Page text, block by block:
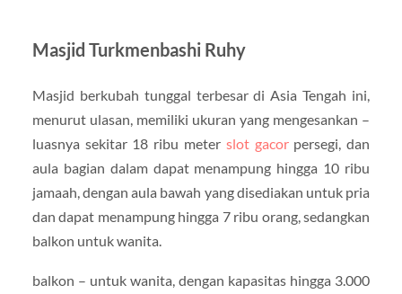
Masjid Turkmenbashi Ruhy
Masjid berkubah tunggal terbesar di Asia Tengah ini,
menurut ulasan, memiliki ukuran yang mengesankan –
luasnya sekitar 18 ribu meter slot gacorpersegi, dan
aula bagian dalam dapat menampung hingga 10 ribu
jamaah, dengan aula bawah yang disediakan untuk pria
dan dapat menampung hingga 7 ribu orang, sedangkan
balkon untuk wanita.
balkon – untuk wanita, dengan kapasitas hingga 3.000